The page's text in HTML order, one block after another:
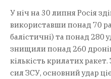
У ніч на 30 липня Росія
використавши понад 70
балістичні) та понад
знищили понад 260
кількість крилатих
сил ЗСУ, основний удар